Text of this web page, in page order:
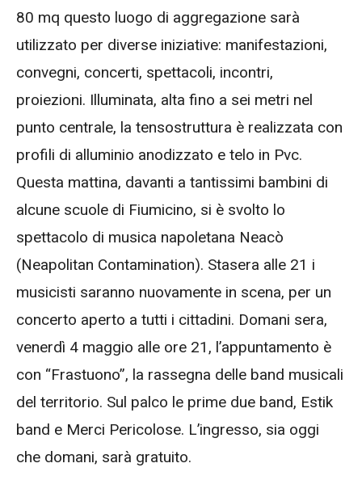
80 mq questo luogo di aggregazione sarà
utilizzato per diverse iniziative: manifestazioni,
convegni, concerti, spettacoli, incontri,
proiezioni. Illuminata, alta fino a sei metri nel
punto centrale, la tensostruttura è realizzata con
profili di alluminio anodizzato e telo in Pvc.
Questa mattina, davanti a tantissimi bambini di
alcune scuole di Fiumicino, si è svolto lo
spettacolo di musica napoletana Neacò
(Neapolitan Contamination). Stasera alle 21 i
musicisti saranno nuovamente in scena, per un
concerto aperto a tutti i cittadini. Domani sera,
venerdì 4 maggio alle ore 21, l’appuntamento è
con “Frastuono”, la rassegna delle band musicali
del territorio. Sul palco le prime due band, Estik
band e Merci Pericolose. L’ingresso, sia oggi
che domani, sarà gratuito.